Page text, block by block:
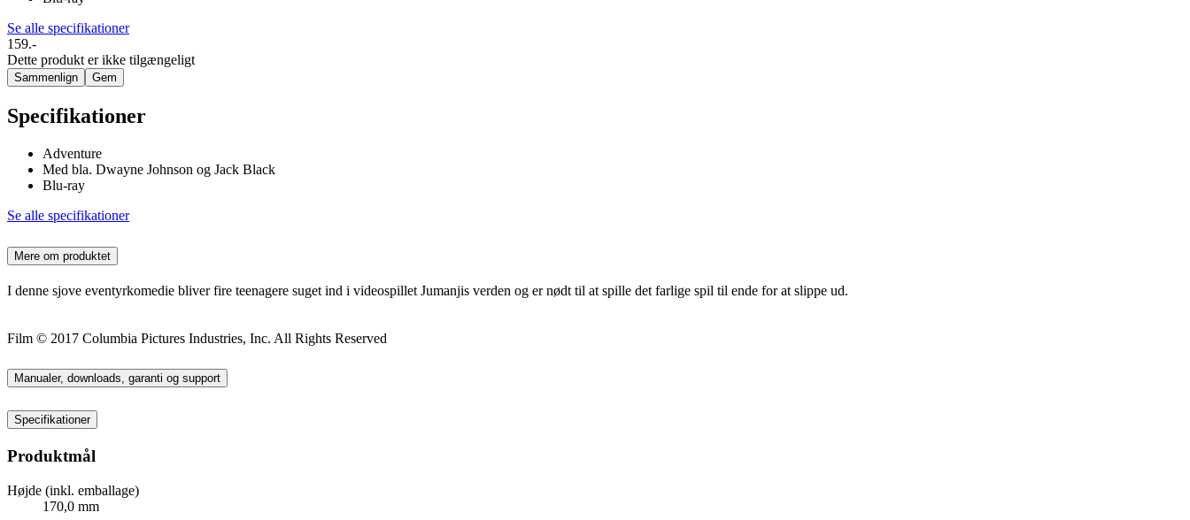
Se alle specifikationer
159.-
Dette produkt er ikke tilgængeligt
Sammenlign Gem
Specifikationer
Adventure
Med bla. Dwayne Johnson og Jack Black
Blu-ray
Se alle specifikationer
Mere om produktet
I denne sjove eventyrkomedie bliver fire teenagere suget ind i videospillet Jumanjis verden og er nødt til at spille det farlige spil til ende for at slippe ud.
Film © 2017 Columbia Pictures Industries, Inc. All Rights Reserved
Manualer, downloads, garanti og support
Specifikationer
Produktmål
Højde (inkl. emballage)
170,0 mm